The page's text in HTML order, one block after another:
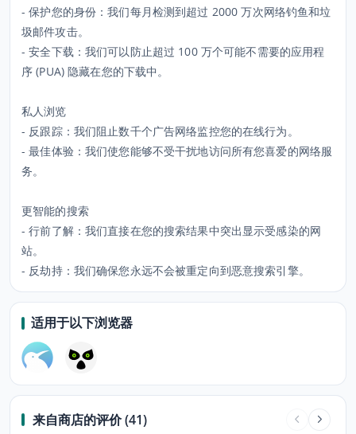
- 保护您的身份：我们每月检测到超过 2000 万次网络钓鱼和垃
圾邮件攻击。
- 安全下载：我们可以防止超过 100 万个可能不需要的应用程
序 (PUA) 隐藏在您的下载中。
私人浏览
- 反跟踪：我们阻止数千个广告网络监控您的在线行为。
- 最佳体验：我们使您能够不受干扰地访问所有您喜爱的网络服
务。
更智能的搜索
- 行前了解：我们直接在您的搜索结果中突出显示受感染的网
站。
- 反劫持：我们确保您永远不会被重定向到恶意搜索引擎。
适用于以下浏览器
来自商店的评价 (41)